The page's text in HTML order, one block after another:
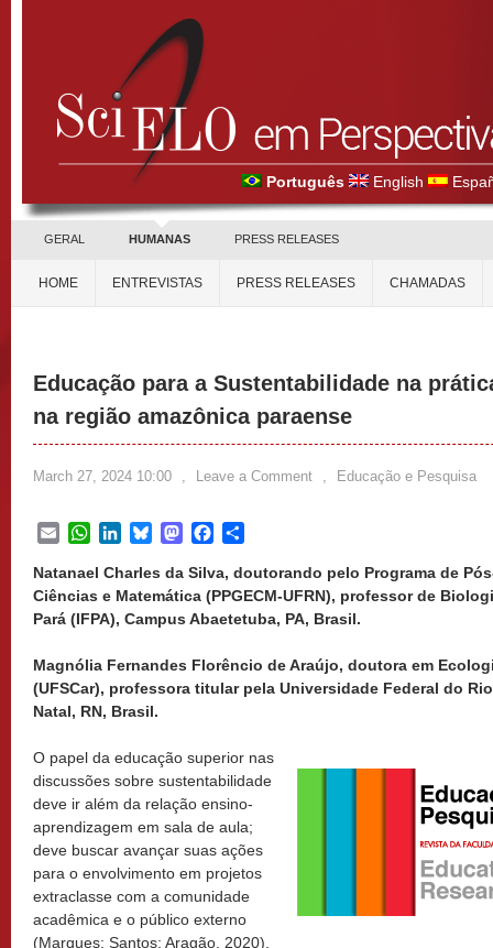
Português English
GERAL HUMANAS PRESS RELEASES
HOME ENTREVISTAS PRESS RELEASES CHAMADAS
Educação para a Sustentabilidade na
na região amazônica paraense
March 27, 2024 10:00 , Leave a Comment , Educação e Pesquisa
EmailWhatsApp
LinkedInBlueskyMastodonFacebook
Natanael Charles da Silva, doutorando pelo Programa de
Ciências e Matemática (PPGECM-UFRN), professor de
Pará (IFPA), Campus Abaetetuba, PA, Brasil.
Magnólia Fernandes Florêncio de Araújo, doutora em
(UFSCar), professora titular pela Universidade Federal do
Natal, RN, Brasil.
O papel da educação superior nas
discussões sobre sustentabilidade
deve ir além da relação ensino-
aprendizagem em sala de aula;
deve buscar avançar suas ações
para o envolvimento em projetos
extraclasse com a comunidade
acadêmica e o público externo
(Marques; Santos; Aragão, 2020).